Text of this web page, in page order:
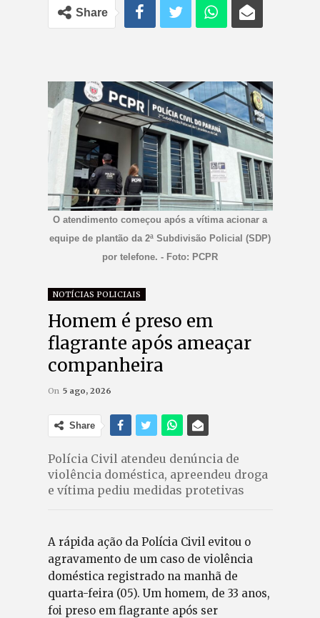
Share
O atendimento começou após a vítima acionar a
equipe de plantão da 2ª Subdivisão Policial (SDP)
por telefone. - Foto: PCPR
NOTÍCIAS POLICIAIS
Homem é preso em
flagrante após ameaçar
companheira
On 5 ago, 2026
Share
Polícia Civil atendeu denúncia de
violência doméstica, apreendeu droga
e vítima pediu medidas protetivas
A rápida ação da Polícia Civil evitou o
agravamento de um caso de violência
doméstica registrado na manhã de
quarta-feira (05). Um homem, de 33 anos,
foi preso em flagrante após ser